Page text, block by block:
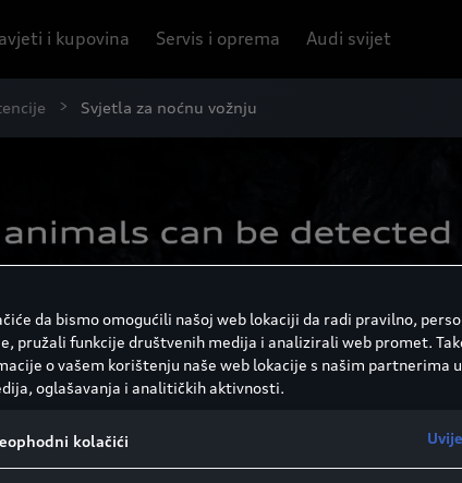
i kupovina Servis i oprema Audi svijet
Svjetla za noćnu vožnju
da bismo omogućili našoj web lokaciji da radi pravilno,
pružali funkcije društvenih medija i analizirali web promet.
o vašem korištenju naše web lokacije s našim partnerima
oglašavanja i analitičkih aktivnosti.
kolačići